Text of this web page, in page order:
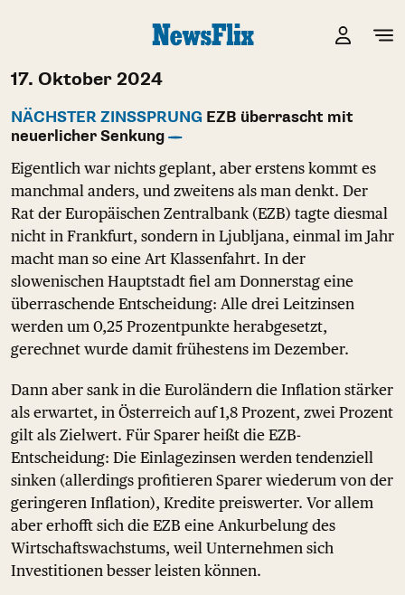
17. Oktober 2024
NÄCHSTER ZINSSPRUNG EZB überrascht mit
neuerlicher Senkung
Eigentlich war nichts geplant, aber erstens kommt es
manchmal anders, und zweitens als man denkt. Der
Rat der Europäischen Zentralbank (EZB) tagte diesmal
nicht in Frankfurt, sondern in Ljubljana, einmal im Jahr
macht man so eine Art Klassenfahrt. In der
slowenischen Hauptstadt fiel am Donnerstag eine
überraschende Entscheidung: Alle drei Leitzinsen
werden um 0,25 Prozentpunkte herabgesetzt,
gerechnet wurde damit frühestens im Dezember.
Dann aber sank in die Euroländern die Inflation stärker
als erwartet, in Österreich auf 1,8 Prozent, zwei Prozent
gilt als Zielwert. Für Sparer heißt die EZB-
Entscheidung: Die Einlagezinsen werden tendenziell
sinken (allerdings profitieren Sparer wiederum von der
geringeren Inflation), Kredite preiswerter. Vor allem
aber erhofft sich die EZB eine Ankurbelung des
Wirtschaftswachstums, weil Unternehmen sich
Investitionen besser leisten können.